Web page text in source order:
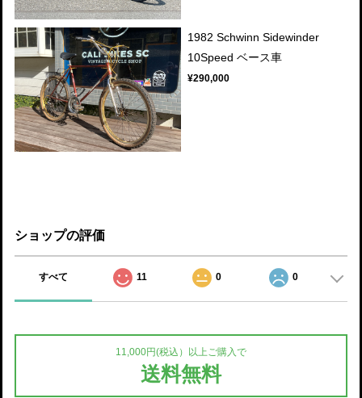
1982 Schwinn Sidewinder
10Speed ベース車
¥290,000
ショップの評価
すべて 11 0 0
11,000円(税込）以上ご購入で
送料無料